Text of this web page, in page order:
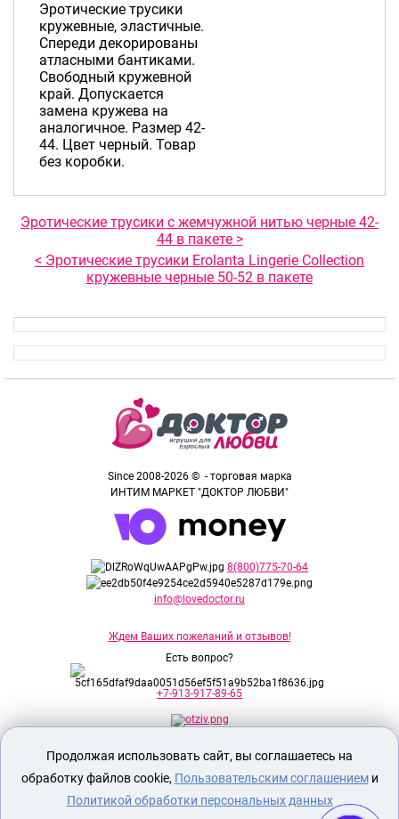
Эротические трусики
кружевные, эластичные.
Спереди декорированы
атласными бантиками.
Свободный кружевной
край. Допускается
замена кружева на
аналогичное. Размер 42-
44. Цвет черный. Товар
без коробки.
Эротические трусики с жемчужной нитью черные 42-
44 в пакете >
< Эротические трусики Erolanta Lingerie Collection
кружевные черные 50-52 в пакете
Since 2008-2026 © - торговая марка
ИНТИМ МАРКЕТ "ДОКТОР ЛЮБВИ"
8(800)775-70-64
info@lovedoctor.ru
Ждем Ваших пожеланий и отзывов!
Есть вопрос?
+7-913-917-89-65
Секс шоп Доктор Любви предназначен
исключительно для лиц старше 18 лет!
Вся продукция имеет знак EAC
Евразийского соответствия.
Продолжая использовать сайт, вы соглашаетесь на
обработку файлов cookie, Пользовательским соглашениеми
Политикой обработки персональных данных